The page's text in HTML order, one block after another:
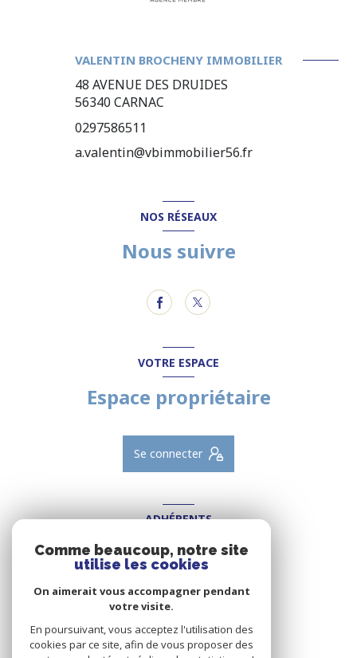
VALENTIN BROCHENY IMMOBILIER
48 AVENUE DES DRUIDES
56340 CARNAC
0297586511
a.valentin@vbimmobilier56.fr
NOS RÉSEAUX
Nous suivre
VOTRE ESPACE
Espace propriétaire
Se connecter
ADHÉRENTS
Nous adhérons
Comme beaucoup, notre site
utilise les cookies
On aimerait vous accompagner pendant
votre visite.
En poursuivant, vous acceptez l'utilisation des
cookies par ce site, afin de vous proposer des